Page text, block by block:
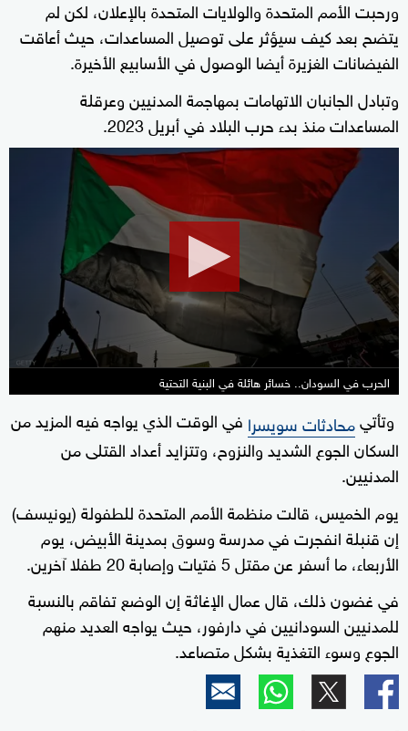
ورحبت الأمم المتحدة والولايات المتحدة بالإعلان، لكن لم
يتضح بعد كيف سيؤثر على توصيل المساعدات، حيث أعاقت
الفيضانات الغزيرة أيضا الوصول في الأسابيع الأخيرة.
وتبادل الجانبان الاتهامات بمهاجمة المدنيين وعرقلة
المساعدات منذ بدء حرب البلاد في أبريل 2023.
seconds
الحرب في السودان.. خسائر هائلة في البنية التحتية
وتأتيمحادثات سويسرا في الوقت الذي يواجه فيه المزيد من
السكان الجوع الشديد والنزوح، وتتزايد أعداد القتلى من
المدنيين.
يوم الخميس، قالت منظمة الأمم المتحدة للطفولة (يونيسف)
إن قنبلة انفجرت في مدرسة وسوق بمدينة الأبيض، يوم
الأربعاء، ما أسفر عن مقتل 5 فتيات وإصابة 20 طفلا آخرين.
في غضون ذلك، قال عمال الإغاثة إن الوضع تفاقم بالنسبة
للمدنيين السودانيين في دارفور، حيث يواجه العديد منهم
الجوع وسوء التغذية بشكل متصاعد.